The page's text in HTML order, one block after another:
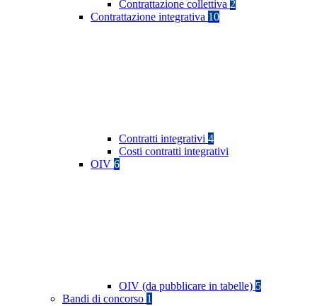
Contrattazione collettiva 2
Contrattazione integrativa 10
Contratti integrativi 4
Costi contratti integrativi
OIV 6
OIV (da pubblicare in tabelle) 5
Bandi di concorso 1